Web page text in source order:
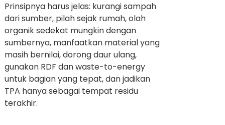
Prinsipnya harus jelas: kurangi sampah
dari sumber, pilah sejak rumah, olah
organik sedekat mungkin dengan
sumbernya, manfaatkan material yang
masih bernilai, dorong daur ulang,
gunakan RDF dan waste-to-energy
untuk bagian yang tepat, dan jadikan
TPA hanya sebagai tempat residu
terakhir.